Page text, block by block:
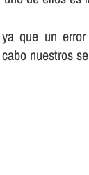
que un
nuestros